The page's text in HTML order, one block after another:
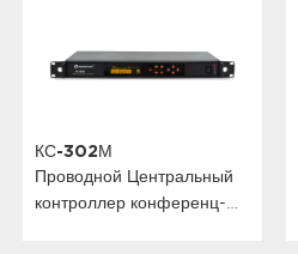
КС-302М
Проводной Центральный
контроллер конференц-